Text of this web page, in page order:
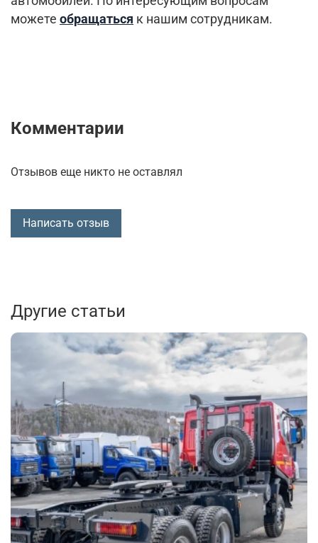
можете обращаться к нашим сотрудникам.
Комментарии
Отзывов еще никто не оставлял
Написать отзыв
Другие статьи